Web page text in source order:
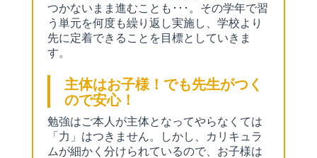
つかないまま進むことも･･･。その学年で習
う単元を何度も繰り返し実施し、学校より
先に定着できることを目標としていきま
す。
主体はお子様！でも先生がつく
ので安心！
勉強はご本人が主体となってやらなくては
「力」はつきません。しかし、カリキュラ
ムが細かく分けられているので、お子様は